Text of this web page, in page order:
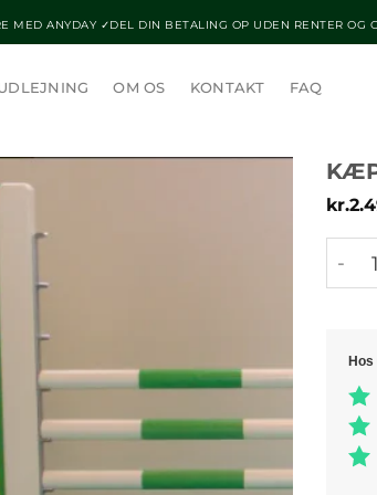
MED ANYDAY ✓DEL DIN BETALING OP UDEN RENTER OG
OM OS KONTAKT FAQ
kr.
Hos